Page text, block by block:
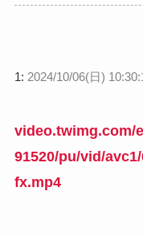
1: 2024/10/06(日)
video.twimg.com/
91520/pu/vid/
fx.mp4